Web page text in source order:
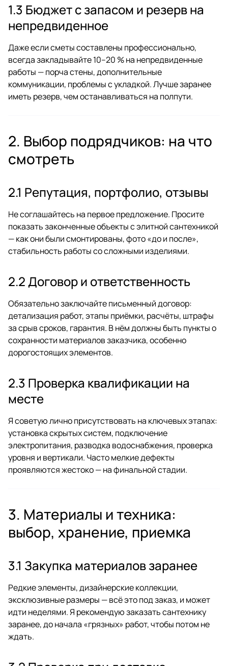
1.3 Бюджет с запасом и резерв на
непредвиденное
Даже если сметы составлены профессионально,
всегда закладывайте 10–20 % на непредвиденные
работы — порча стены, дополнительные
коммуникации, проблемы с укладкой. Лучше заранее
иметь резерв, чем останавливаться на полпути.
2. Выбор подрядчиков: на что
смотреть
2.1 Репутация, портфолио, отзывы
Не соглашайтесь на первое предложение. Просите
показать законченные объекты с элитной сантехникой
— как они были смонтированы, фото «до и после»,
стабильность работы со сложными изделиями.
2.2 Договор и ответственность
Обязательно заключайте письменный договор:
детализация работ, этапы приёмки, расчёты, штрафы
за срыв сроков, гарантия. В нём должны быть пункты о
сохранности материалов заказчика, особенно
дорогостоящих элементов.
2.3 Проверка квалификации на
месте
Я советую лично присутствовать на ключевых этапах:
установка скрытых систем, подключение
электропитания, разводка водоснабжения, проверка
уровня и вертикали. Часто мелкие дефекты
проявляются жестоко — на финальной стадии.
3. Материалы и техника:
выбор, хранение, приемка
3.1 Закупка материалов заранее
Редкие элементы, дизайнерские коллекции,
эксклюзивные размеры — всё это под заказ, и может
идти неделями. Я рекомендую заказать сантехнику
заранее, до начала «грязных» работ, чтобы потом не
ждать.